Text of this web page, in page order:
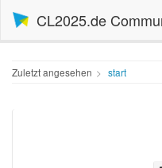
CL2025.de
Zuletzt angesehen start